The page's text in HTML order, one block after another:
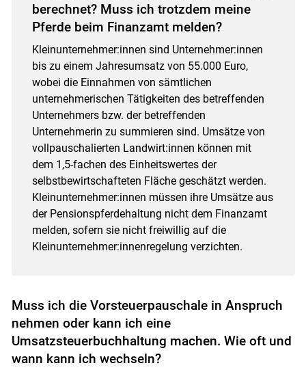
Skip to main content
berechnet? Muss ich trotzdem meine
Pferde beim Finanzamt melden?
Kleinunternehmer:innen sind Unternehmer:innen
bis zu einem Jahresumsatz von 55.000 Euro,
wobei die Einnahmen von sämtlichen
unternehmerischen Tätigkeiten des betreffenden
Unternehmers bzw. der betreffenden
Unternehmerin zu summieren sind. Umsätze von
vollpauschalierten Landwirt:innen können mit
dem 1,5-fachen des Einheitswertes der
selbstbewirtschafteten Fläche geschätzt werden.
Kleinunternehmer:innen müssen ihre Umsätze aus
der Pensionspferdehaltung nicht dem Finanzamt
melden, sofern sie nicht freiwillig auf die
Kleinunternehmer:innenregelung verzichten.
Muss ich die Vorsteuerpauschale in Anspruch
nehmen oder kann ich eine
Umsatzsteuerbuchhaltung machen. Wie oft und
wann kann ich wechseln?